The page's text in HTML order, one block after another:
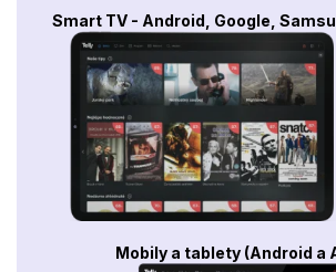
Smart TV - Android, Google,
Mobily a tablety (Android a